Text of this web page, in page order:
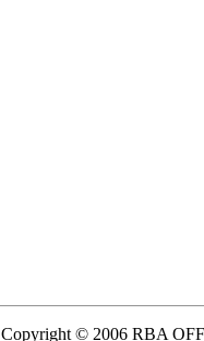
Copyright © 2006 RBA